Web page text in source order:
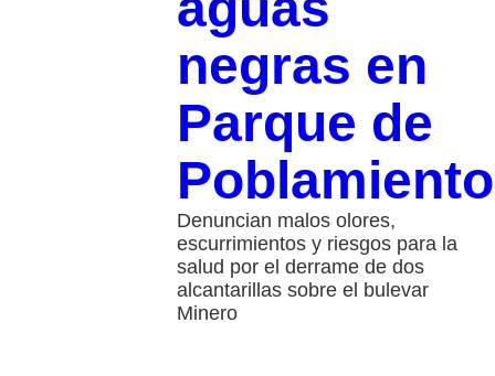
negras en
Parque de
Poblamiento
Denuncian malos olores,
escurrimientos y riesgos para la
salud por el derrame de dos
alcantarillas sobre el bulevar
Minero